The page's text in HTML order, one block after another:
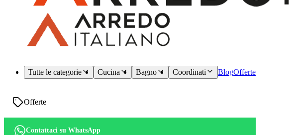
Tutte le categorie Cucina Bagno Coordinati BlogOfferte
Offerte
Contattaci su WhatsApp